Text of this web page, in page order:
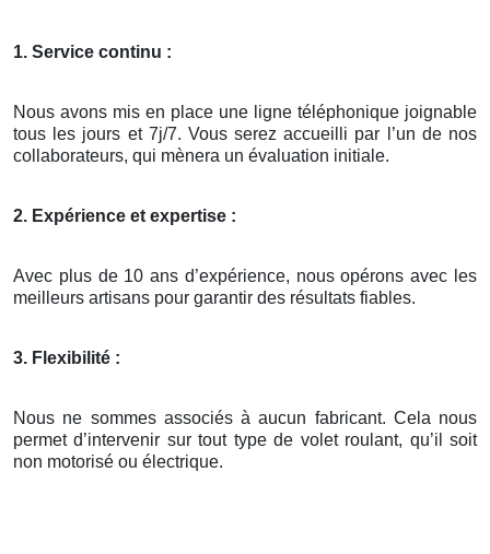
1. Service continu :
Nous avons mis en place une ligne téléphonique joignable
tous les jours et 7j/7. Vous serez accueilli par l’un de nos
collaborateurs, qui mènera un évaluation initiale.
2. Expérience et expertise :
Avec plus de 10 ans d’expérience, nous opérons avec les
meilleurs artisans pour garantir des résultats fiables.
3. Flexibilité :
Nous ne sommes associés à aucun fabricant. Cela nous
permet d’intervenir sur tout type de volet roulant, qu’il soit
non motorisé ou électrique.